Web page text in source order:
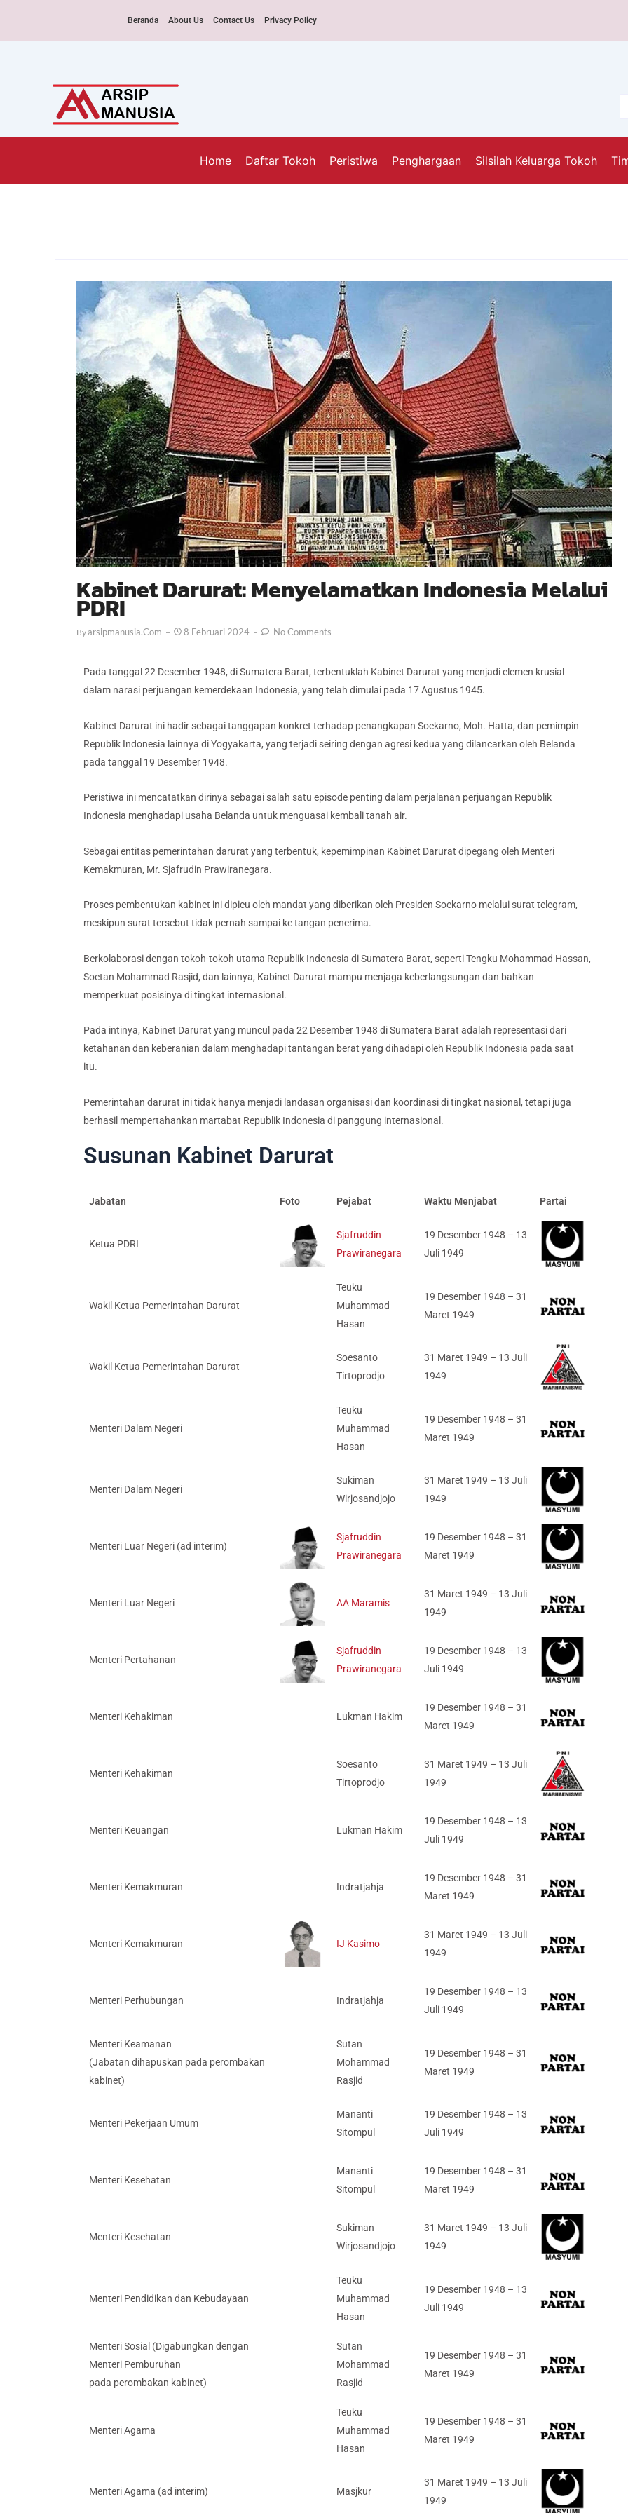
Beranda About Us Contact Us Privacy Policy
Home Daftar Tokoh Peristiwa Penghargaan Silsilah Keluarga Tokoh
Kabinet Darurat: Menyelamatkan Indonesia Melalui
PDRI
ByArsipmanusia.com 8 Februari 2024 No Comments
Pada tanggal 22 Desember 1948, di Sumatera Barat, terbentuklah Kabinet Darurat yang menjadi elemen krusial
dalam narasi perjuangan kemerdekaan Indonesia, yang telah dimulai pada 17 Agustus 1945.
Kabinet Darurat ini hadir sebagai tanggapan konkret terhadap penangkapan Soekarno, Moh. Hatta, dan pemimpin
Republik Indonesia lainnya di Yogyakarta, yang terjadi seiring dengan agresi kedua yang dilancarkan oleh Belanda
pada tanggal 19 Desember 1948.
Peristiwa ini mencatatkan dirinya sebagai salah satu episode penting dalam perjalanan perjuangan Republik
Indonesia menghadapi usaha Belanda untuk menguasai kembali tanah air.
Sebagai entitas pemerintahan darurat yang terbentuk, kepemimpinan Kabinet Darurat dipegang oleh Menteri
Kemakmuran, Mr. Sjafrudin Prawiranegara.
Proses pembentukan kabinet ini dipicu oleh mandat yang diberikan oleh Presiden Soekarno melalui surat telegram,
meskipun surat tersebut tidak pernah sampai ke tangan penerima.
Berkolaborasi dengan tokoh-tokoh utama Republik Indonesia di Sumatera Barat, seperti Tengku Mohammad Hassan,
Soetan Mohammad Rasjid, dan lainnya, Kabinet Darurat mampu menjaga keberlangsungan dan bahkan
memperkuat posisinya di tingkat internasional.
Pada intinya, Kabinet Darurat yang muncul pada 22 Desember 1948 di Sumatera Barat adalah representasi dari
ketahanan dan keberanian dalam menghadapi tantangan berat yang dihadapi oleh Republik Indonesia pada saat
itu.
Pemerintahan darurat ini tidak hanya menjadi landasan organisasi dan koordinasi di tingkat nasional, tetapi juga
berhasil mempertahankan martabat Republik Indonesia di panggung internasional.
Susunan Kabinet Darurat
Jabatan Foto Pejabat Waktu Menjabat Partai
Ketua PDRI
Sjafruddin
Prawiranegara
19 Desember 1948 – 13
Juli 1949
Wakil Ketua Pemerintahan Darurat
Teuku
Muhammad
Hasan
19 Desember 1948 – 31
Maret 1949
Wakil Ketua Pemerintahan Darurat
Soesanto
Tirtoprodjo
31 Maret 1949 – 13 Juli
1949
Menteri Dalam Negeri
Teuku
Muhammad
Hasan
19 Desember 1948 – 31
Maret 1949
Menteri Dalam Negeri
Sukiman
Wirjosandjojo
31 Maret 1949 – 13 Juli
1949
Menteri Luar Negeri (ad interim)
Sjafruddin
Prawiranegara
19 Desember 1948 – 31
Maret 1949
Menteri Luar Negeri AA Maramis
31 Maret 1949 – 13 Juli
1949
Menteri Pertahanan
Sjafruddin
Prawiranegara
19 Desember 1948 – 13
Juli 1949
Menteri Kehakiman Lukman Hakim
19 Desember 1948 – 31
Maret 1949
Menteri Kehakiman
Soesanto
Tirtoprodjo
31 Maret 1949 – 13 Juli
1949
Menteri Keuangan Lukman Hakim
19 Desember 1948 – 13
Juli 1949
Menteri Kemakmuran Indratjahja
19 Desember 1948 – 31
Maret 1949
Menteri Kemakmuran IJ Kasimo
31 Maret 1949 – 13 Juli
1949
Menteri Perhubungan Indratjahja
19 Desember 1948 – 13
Juli 1949
Menteri Keamanan
(Jabatan dihapuskan pada perombakan
kabinet)
Sutan
Mohammad
Rasjid
19 Desember 1948 – 31
Maret 1949
Menteri Pekerjaan Umum
Mananti
Sitompul
19 Desember 1948 – 13
Juli 1949
Menteri Kesehatan
Mananti
Sitompul
19 Desember 1948 – 31
Maret 1949
Menteri Kesehatan
Sukiman
Wirjosandjojo
31 Maret 1949 – 13 Juli
1949
Menteri Pendidikan dan Kebudayaan
Teuku
Muhammad
Hasan
19 Desember 1948 – 13
Juli 1949
Menteri Sosial (Digabungkan dengan
Menteri Pemburuhan
pada perombakan kabinet)
Sutan
Mohammad
Rasjid
19 Desember 1948 – 31
Maret 1949
Menteri Agama
Teuku
Muhammad
Hasan
19 Desember 1948 – 31
Maret 1949
Menteri Agama (ad interim) Masjkur
31 Maret 1949 – 13 Juli
1949